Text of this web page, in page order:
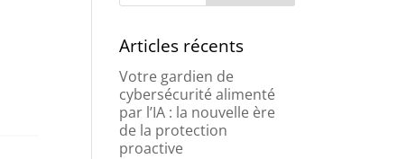
Articles récents
Votre gardien de
cybersécurité alimenté
par l’IA : la nouvelle ère
de la protection
proactive